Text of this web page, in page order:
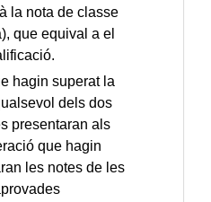
la nota de classe
que equival a el
hagin superat la
dels dos
presentaran als
que hagin
les notes de les